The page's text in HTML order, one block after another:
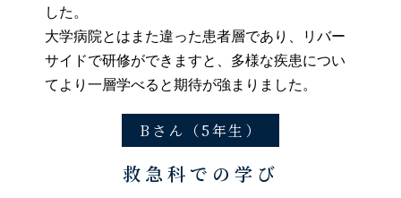
した。
大学病院とはまた違った患者層であり、リバー
サイドで研修ができますと、多様な疾患につい
てより一層学べると期待が強まりました。
Bさん（5年生）
救急科での学び